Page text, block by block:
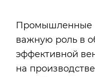
Промышленные
важную роль в
эффективной
на